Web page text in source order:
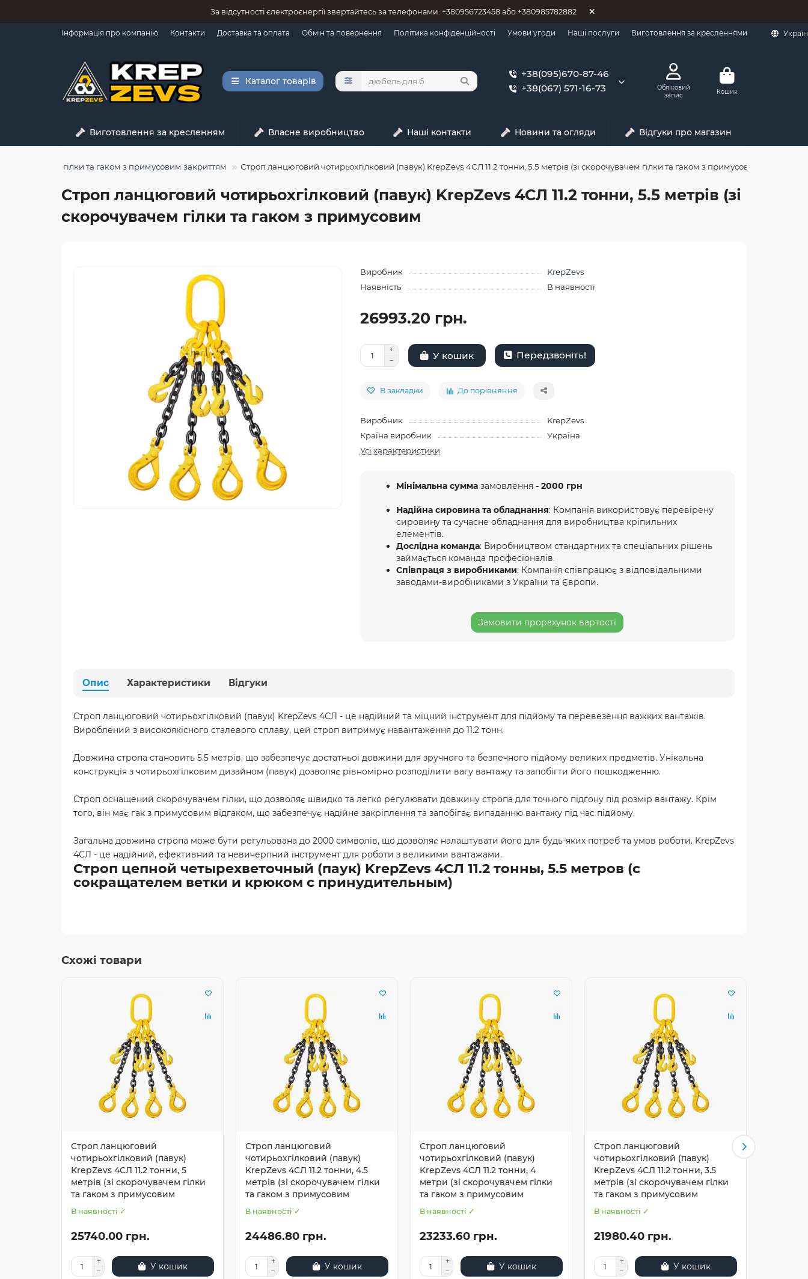
За відсутності єлектроєнергії звертайтесь за телефонами: +380956723458 або +380985782882
Інформація про компанію Контакти Доставка та оплата Обмін та повернення Політика конфіденційності Умови угоди Наші послуги Виготовлення за кресленнями
Каталог товарів
+38(095)670-87-46
+38(067) 571-16-73
Обліковий
запис
Кошик
Виготовлення за кресленням Власне виробництво Наші контакти Новини та огляди Відгуки про магазин
гілки та гаком з примусовим закриттям Строп ланцюговий чотирьохгілковий (павук) KrepZevs 4СЛ 11.2 тонни, 5.5 метрів (зі скорочувачем гілки та гаком з примусовим
Строп ланцюговий чотирьохгілковий (павук) KrepZevs 4СЛ 11.2 тонни, 5.5 метрів (зі
скорочувачем гілки та гаком з примусовим
Виробник
KrepZevs
Наявність
В наявності
26993.20 грн.
У кошик Передзвоніть!
В закладки До порівняння
Виробник
KrepZevs
Країна виробник
Україна
Усі характеристики
Мінімальна сумма замовлення - 2000 грн
Надійна сировина та обладнання: Компанія використовує перевірену
сировину та сучасне обладнання для виробництва кріпильних
елементів.
Дослідна команда: Виробництвом стандартних та спеціальних рішень
займається команда професіоналів.
Співпраця з виробниками: Компанія співпрацює з відповідальними
заводами-виробниками з України та Європи.
Замовити прорахунок вартості
Опис Характеристики Відгуки
Строп ланцюговий чотирьохгілковий (павук) KrepZevs 4СЛ - це надійний та міцний інструмент для підйому та перевезення важких вантажів.
Вироблений з високоякісного сталевого сплаву, цей строп витримує навантаження до 11.2 тонн.
Довжина стропа становить 5.5 метрів, що забезпечує достатньої довжини для зручного та безпечного підйому великих предметів. Унікальна
конструкція з чотирьохгілковим дизайном (павук) дозволяє рівномірно розподілити вагу вантажу та запобігти його пошкодженню.
Строп оснащений скорочувачем гілки, що дозволяє швидко та легко регулювати довжину стропа для точного підгону під розмір вантажу. Крім
того, він має гак з примусовим відгаком, що забезпечує надійне закріплення та запобігає випаданню вантажу під час підйому.
Загальна довжина стропа може бути регульована до 2000 символів, що дозволяє налаштувати його для будь-яких потреб та умов роботи. KrepZevs
4СЛ - це надійний, ефективний та невичерпний інструмент для роботи з великими вантажами.
Строп цепной четырехветочный (паук) KrepZevs 4СЛ 11.2 тонны, 5.5 метров (с
сокращателем ветки и крюком с принудительным)
Схожі товари
Строп ланцюговий
чотирьохгілковий (павук)
KrepZevs 4СЛ 11.2 тонни, 5
метрів (зі скорочувачем гілки
та гаком з примусовим
В наявності ✓
25740.00 грн.
У кошик
Строп ланцюговий
чотирьохгілковий (павук)
KrepZevs 4СЛ 11.2 тонни, 4.5
метрів (зі скорочувачем гілки
та гаком з примусовим
В наявності ✓
24486.80 грн.
У кошик
Строп ланцюговий
чотирьохгілковий (павук)
KrepZevs 4СЛ 11.2 тонни, 4
метри (зі скорочувачем гілки
та гаком з примусовим
В наявності ✓
23233.60 грн.
У кошик
Строп ланцюговий
чотирьохгілковий (павук)
KrepZevs 4СЛ 11.2 тонни, 3.5
метрів (зі скорочувачем гілки
та гаком з примусовим
В наявності ✓
21980.40 грн.
У кошик